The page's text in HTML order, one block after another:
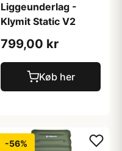
Liggeunderlag -
Klymit Static V2
799,00 kr
Køb her
-56%